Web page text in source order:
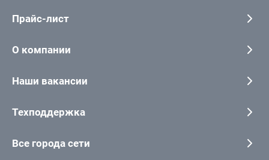
Прайс-лист
О компании
Наши вакансии
Техподдержка
Все города сети